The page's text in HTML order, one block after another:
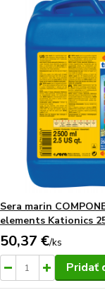
Sera marin
elements Kationics
50,37 €/ks
Pridať